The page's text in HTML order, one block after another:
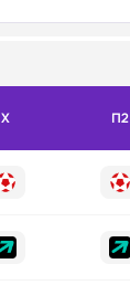
X П2